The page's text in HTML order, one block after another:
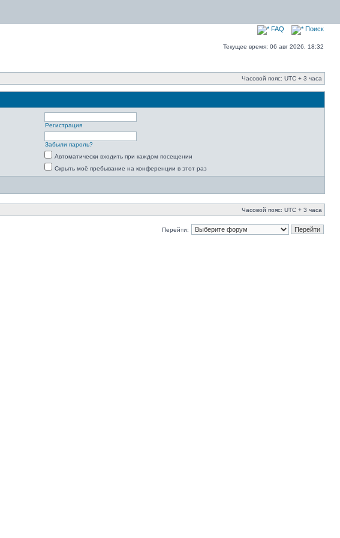
FAQ Поиск
Текущее время: 06 авг 2026, 18:32
Часовой пояс: UTC + 3 часа
Регистрация
Забыли пароль?
Автоматически входить при каждом посещении
Скрыть моё пребывание на конференции в этот раз
Часовой пояс: UTC + 3 часа
Перейти: